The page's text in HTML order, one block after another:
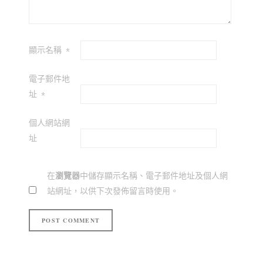
顯示名稱 *
電子郵件地
址 *
個人網站網
址
在瀏覽器中儲存顯示名稱、電子郵件地址及個人網
站網址，以供下次發佈留言時使用。